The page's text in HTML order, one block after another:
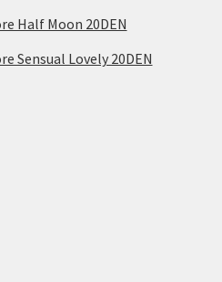
Half Moon 20DEN
Sensual Lovely 20DEN